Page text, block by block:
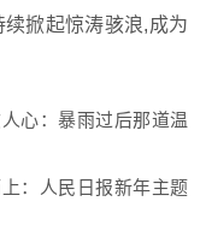
掀起惊涛骇浪,成为
心：暴雨过后那道温
：人民日报新年主题